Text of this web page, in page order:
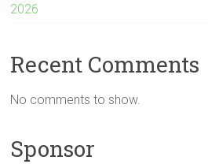
2026
Recent Comments
No comments to show.
Sponsor